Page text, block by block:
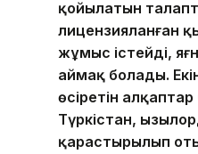
қойылатын
лицензияланған
жұмыс істейді,
аймақ болады.
өсіретін алқаптар
Түркістан,
қарастырылып